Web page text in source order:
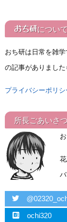
おち研について
おち研は日常を雑
の記事がありまし
プライバシーポリシ
所長ごあいさ
twitter
hatebu ochi320